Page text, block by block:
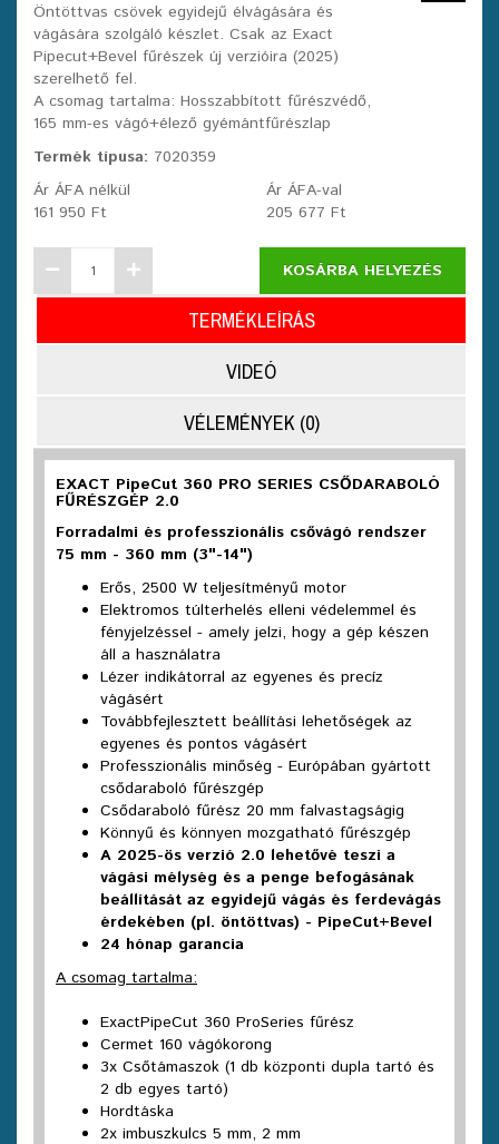
Öntöttvas csövek egyidejű élvágására és
vágására szolgáló készlet. Csak az Exact
Pipecut+Bevel fűrészek új verzióira (2025)
szerelhető fel.
A csomag tartalma: Hosszabbított fűrészvédő,
165 mm-es vágó+élező gyémántfűrészlap
Termék típusa: 7020359
Ár ÁFA nélkül
161 950 Ft
Ár ÁFA-val
205 677 Ft
KOSÁRBA HELYEZÉS
TERMÉKLEÍRÁS
VIDEÓ
VÉLEMÉNYEK (0)
EXACT PipeCut 360 PRO SERIES CSŐDARABOLÓ
FŰRÉSZGÉP 2.0
Forradalmi és professzionális csővágó rendszer
75 mm - 360 mm (3"-14")
Erős, 2500 W teljesítményű motor
Elektromos túlterhelés elleni védelemmel és
fényjelzéssel - amely jelzi, hogy a gép készen
áll a használatra
Lézer indikátorral az egyenes és precíz
vágásért
Továbbfejlesztett beállítási lehetőségek az
egyenes és pontos vágásért
Professzionális minőség - Európában gyártott
csődaraboló fűrészgép
Csődaraboló fűrész 20 mm falvastagságig
Könnyű és könnyen mozgatható fűrészgép
A 2025-ös verzió 2.0 lehetővé teszi a
vágási mélység és a penge befogásának
beállítását az egyidejű vágás és ferdevágás
érdekében (pl. öntöttvas) - PipeCut+Bevel
24 hónap garancia
A csomag tartalma:
ExactPipeCut 360 ProSeries fűrész
Cermet 160 vágókorong
3x Csőtámaszok (1 db központi dupla tartó és
2 db egyes tartó)
Hordtáska
2x imbuszkulcs 5 mm, 2 mm